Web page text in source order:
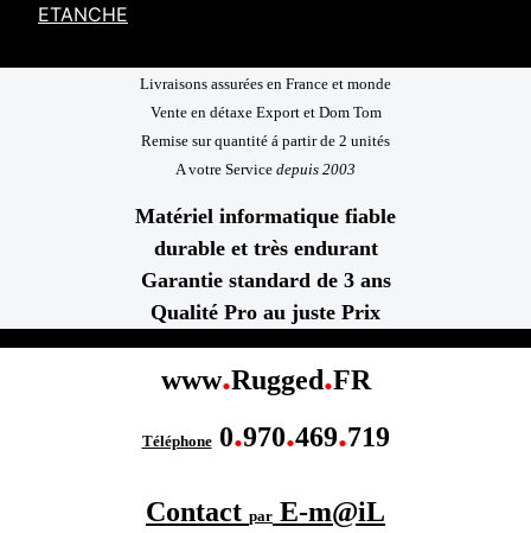
ETANCHE
Livraisons assurées en France et monde
Vente en détaxe Export et Dom Tom
Remise sur quantité á partir de 2 unités
A votre Service depuis 2003
Matériel informatique fiable
durable et très endurant
Garantie standard de 3 ans
Qualité Pro au juste Prix
www.Rugged.FR
Téléphone0.970.469.719
Contact par E-m@iL